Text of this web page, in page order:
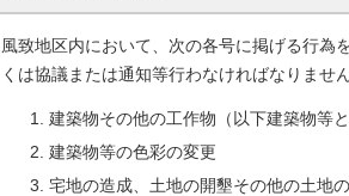
風致地区内において、次の各号に掲げる行為
くは協議または通知等行わなければなりませ
建築物その他の工作物（以下建築物等
建築物等の色彩の変更
宅地の造成、土地の開墾その他の土地